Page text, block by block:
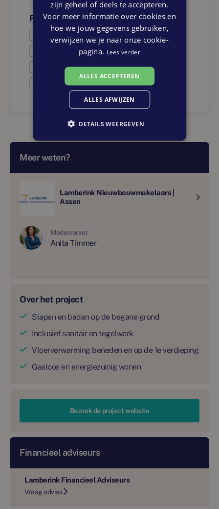
Faciliteiten
Onderwijs
Openbaar vervoer
Winkels
Medisch
Meer weten?
Lamberink Nieuwbouwmakelaars |
Assen
Medewerker
Anita Timmer
Over het project
Slapen en baden op de begane grond
Inclusief sanitair en tegelwerk
Vloerverwarming beneden en op de 1e verdieping
Gasloos en energiezuinig wonen
Bezoek de project website
Financieel adviseurs
Lamberink Financieel Adviseurs
Vraag advies
zijn geheel of deels te accepteren.
Voor meer informatie over cookies en
hoe we jouw gegevens gebruiken,
verwijzen we je naar onze cookie-
pagina. Lees verder
ALLES ACCEPTEREN
ALLES AFWIJZEN
DETAILS WEERGEVEN